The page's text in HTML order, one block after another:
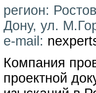
регион:
Дону, ул.
e-mail:
Компания
проектной